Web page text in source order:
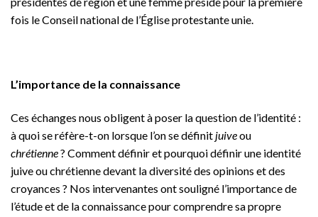
fois le Conseil national de l’Église protestante unie.
L’importance de la connaissance
Ces échanges nous obligent à poser la question de l’identité :
à quoi se réfère-t-on lorsque l’on se définit juiveou
chrétienne? Comment définir et pourquoi définir une identité
juive ou chrétienne devant la diversité des opinions et des
croyances ? Nos intervenantes ont souligné l’importance de
l’étude et de la connaissance pour comprendre sa propre